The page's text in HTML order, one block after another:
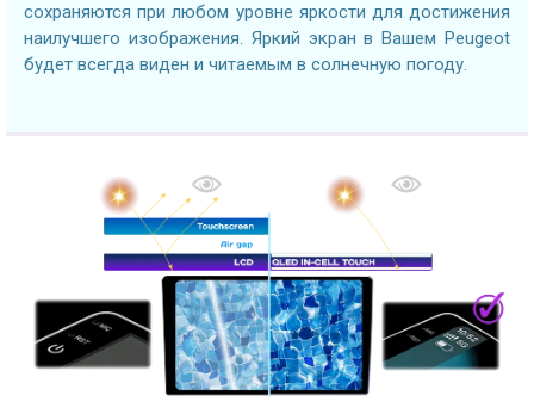
сохраняются при любом уровне яркости для достижения
наилучшего изображения. Яркий экран в Вашем Peugeot
будет всегда виден и читаемым в солнечную погоду.